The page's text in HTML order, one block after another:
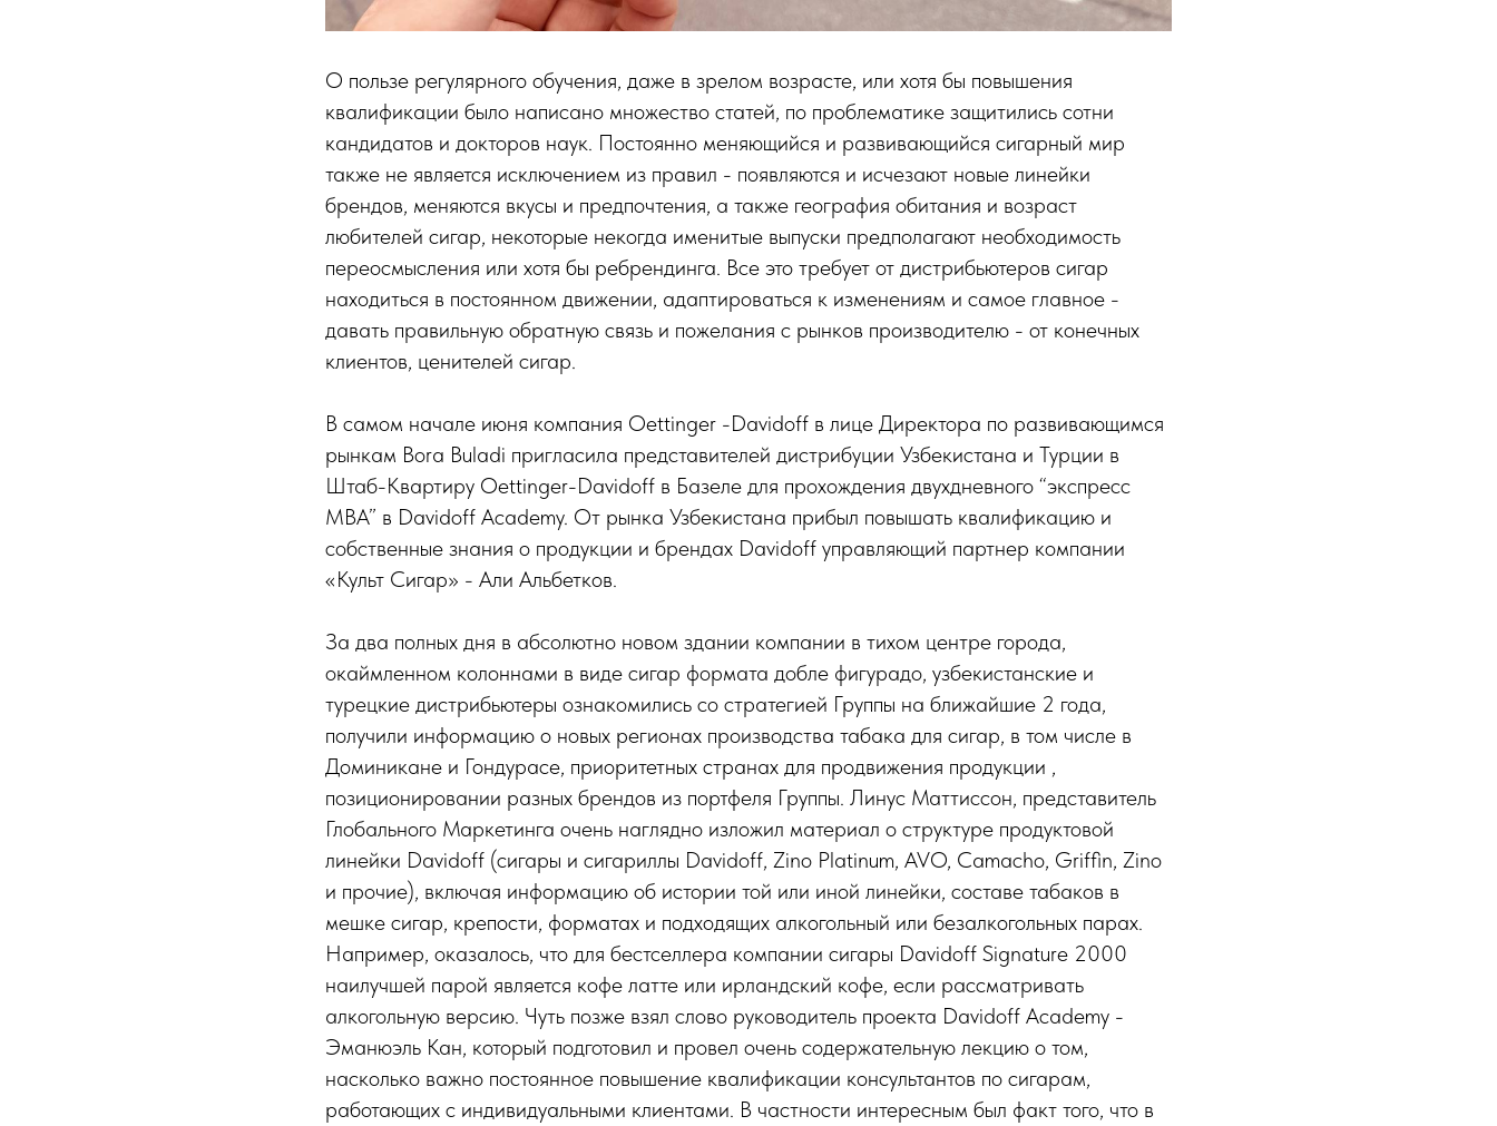
О пользе регулярного обучения, даже в зрелом возрасте, или хотя бы повышения
квалификации было написано множество статей, по проблематике защитились сотни
кандидатов и докторов наук. Постоянно меняющийся и развивающийся сигарный мир
также не является исключением из правил - появляются и исчезают новые линейки
брендов, меняются вкусы и предпочтения, а также география обитания и возраст
любителей сигар, некоторые некогда именитые выпуски предполагают необходимость
переосмысления или хотя бы ребрендинга. Все это требует от дистрибьютеров сигар
находиться в постоянном движении, адаптироваться к изменениям и самое главное -
давать правильную обратную связь и пожелания с рынков производителю - от конечных
клиентов, ценителей сигар.
В самом начале июня компания Oettinger -Davidoff в лице Директора по развивающимся
рынкам Bora Buladi пригласила представителей дистрибуции Узбекистана и Турции в
Штаб-Квартиру Oettinger-Davidoff в Базеле для прохождения двухдневного “экспресс
MBA” в Davidoff Academy. От рынка Узбекистана прибыл повышать квалификацию и
собственные знания о продукции и брендах Davidoff управляющий партнер компании
«Культ Сигар» - Али Альбетков.
За два полных дня в абсолютно новом здании компании в тихом центре города,
окаймленном колоннами в виде сигар формата добле фигурадо, узбекистанские и
турецкие дистрибьютеры ознакомились со стратегией Группы на ближайшие 2 года,
получили информацию о новых регионах производства табака для сигар, в том числе в
Доминикане и Гондурасе, приоритетных странах для продвижения продукции ,
позиционировании разных брендов из портфеля Группы. Линус Маттиссон, представитель
Глобального Маркетинга очень наглядно изложил материал о структуре продуктовой
линейки Davidoff (сигары и сигариллы Davidoff, Zino Platinum, AVO, Camacho, Griffin, Zino
и прочие), включая информацию об истории той или иной линейки, составе табаков в
мешке сигар, крепости, форматах и подходящих алкогольный или безалкогольных парах.
Например, оказалось, что для бестселлера компании сигары Davidoff Signature 2000
наилучшей парой является кофе латте или ирландский кофе, если рассматривать
алкогольную версию. Чуть позже взял слово руководитель проекта Davidoff Academy -
Эманюэль Кан, который подготовил и провел очень содержательную лекцию о том,
насколько важно постоянное повышение квалификации консультантов по сигарам,
работающих с индивидуальными клиентами. В частности интересным был факт того, что в